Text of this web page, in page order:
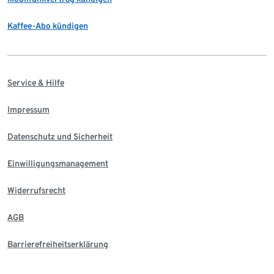
Kaffee-Abo kündigen
Service & Hilfe
Impressum
Datenschutz und Sicherheit
Einwilligungsmanagement
Widerrufsrecht
AGB
Barrierefreiheitserklärung